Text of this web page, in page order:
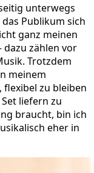
unterwegs
Publikum sich
ganz meinen
dazu zählen vor
Trotzdem
meinem
flexibel zu bleiben
liefern zu
braucht, bin ich
eher in